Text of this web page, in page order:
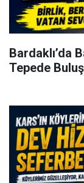
Bardaklı’da
Tepede